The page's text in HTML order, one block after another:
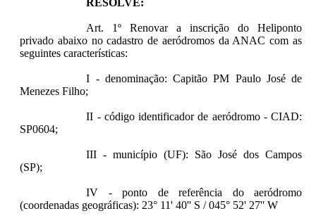
RESOLVE:
Art. 1º Renovar a inscrição do Heliponto
privado abaixo no cadastro de aeródromos da ANAC com as
seguintes características:
I - denominação: Capitão PM Paulo José de
Menezes Filho;
II - código identificador de aeródromo - CIAD:
SP0604;
III - município (UF): São José dos Campos
(SP);
IV - ponto de referência do aeródromo
(coordenadas geográficas): 23° 11' 40'' S / 045° 52' 27'' W